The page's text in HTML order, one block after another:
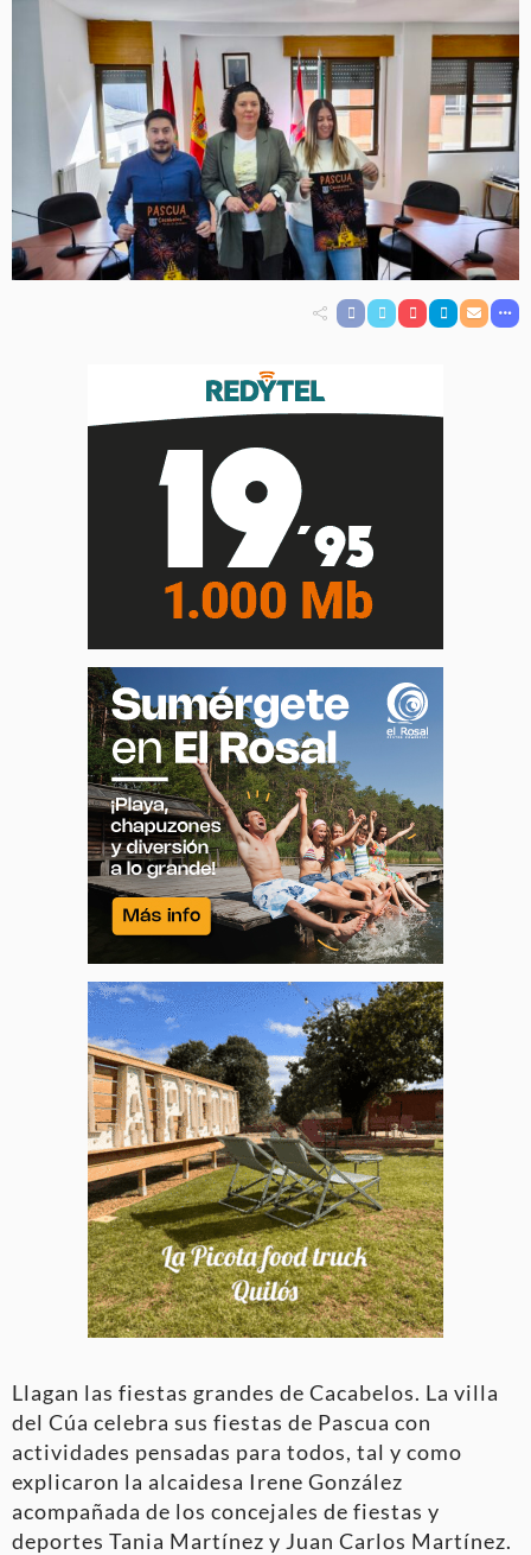
Llagan las fiestas grandes de Cacabelos. La villa
del Cúa celebra sus fiestas de Pascua con
actividades pensadas para todos, tal y como
explicaron la alcaidesa Irene González
acompañada de los concejales de fiestas y
deportes Tania Martínez y Juan Carlos Martínez.